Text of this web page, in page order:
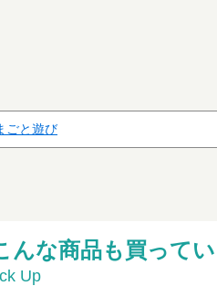
ごと遊び
んな商品も買って
Up